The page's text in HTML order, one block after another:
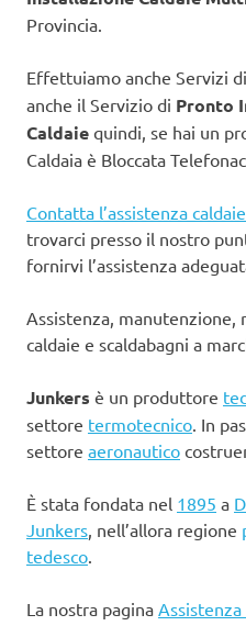
Provincia.
Effettuiamo anche Servizi di
anche il Servizio di Pronto
Caldaie quindi, se hai un
Caldaia è Bloccata
Contatta l’assistenza
trovarci presso il nostro
fornirvi l’assistenza
Assistenza, manutenzione,
caldaie e scaldabagni a
Junkers è un produttore
settore termotecnico . In
settore aeronautico
È stata fondata nel 1895 a
Junkers , nell’allora regione
tedesco
La nostra pagina